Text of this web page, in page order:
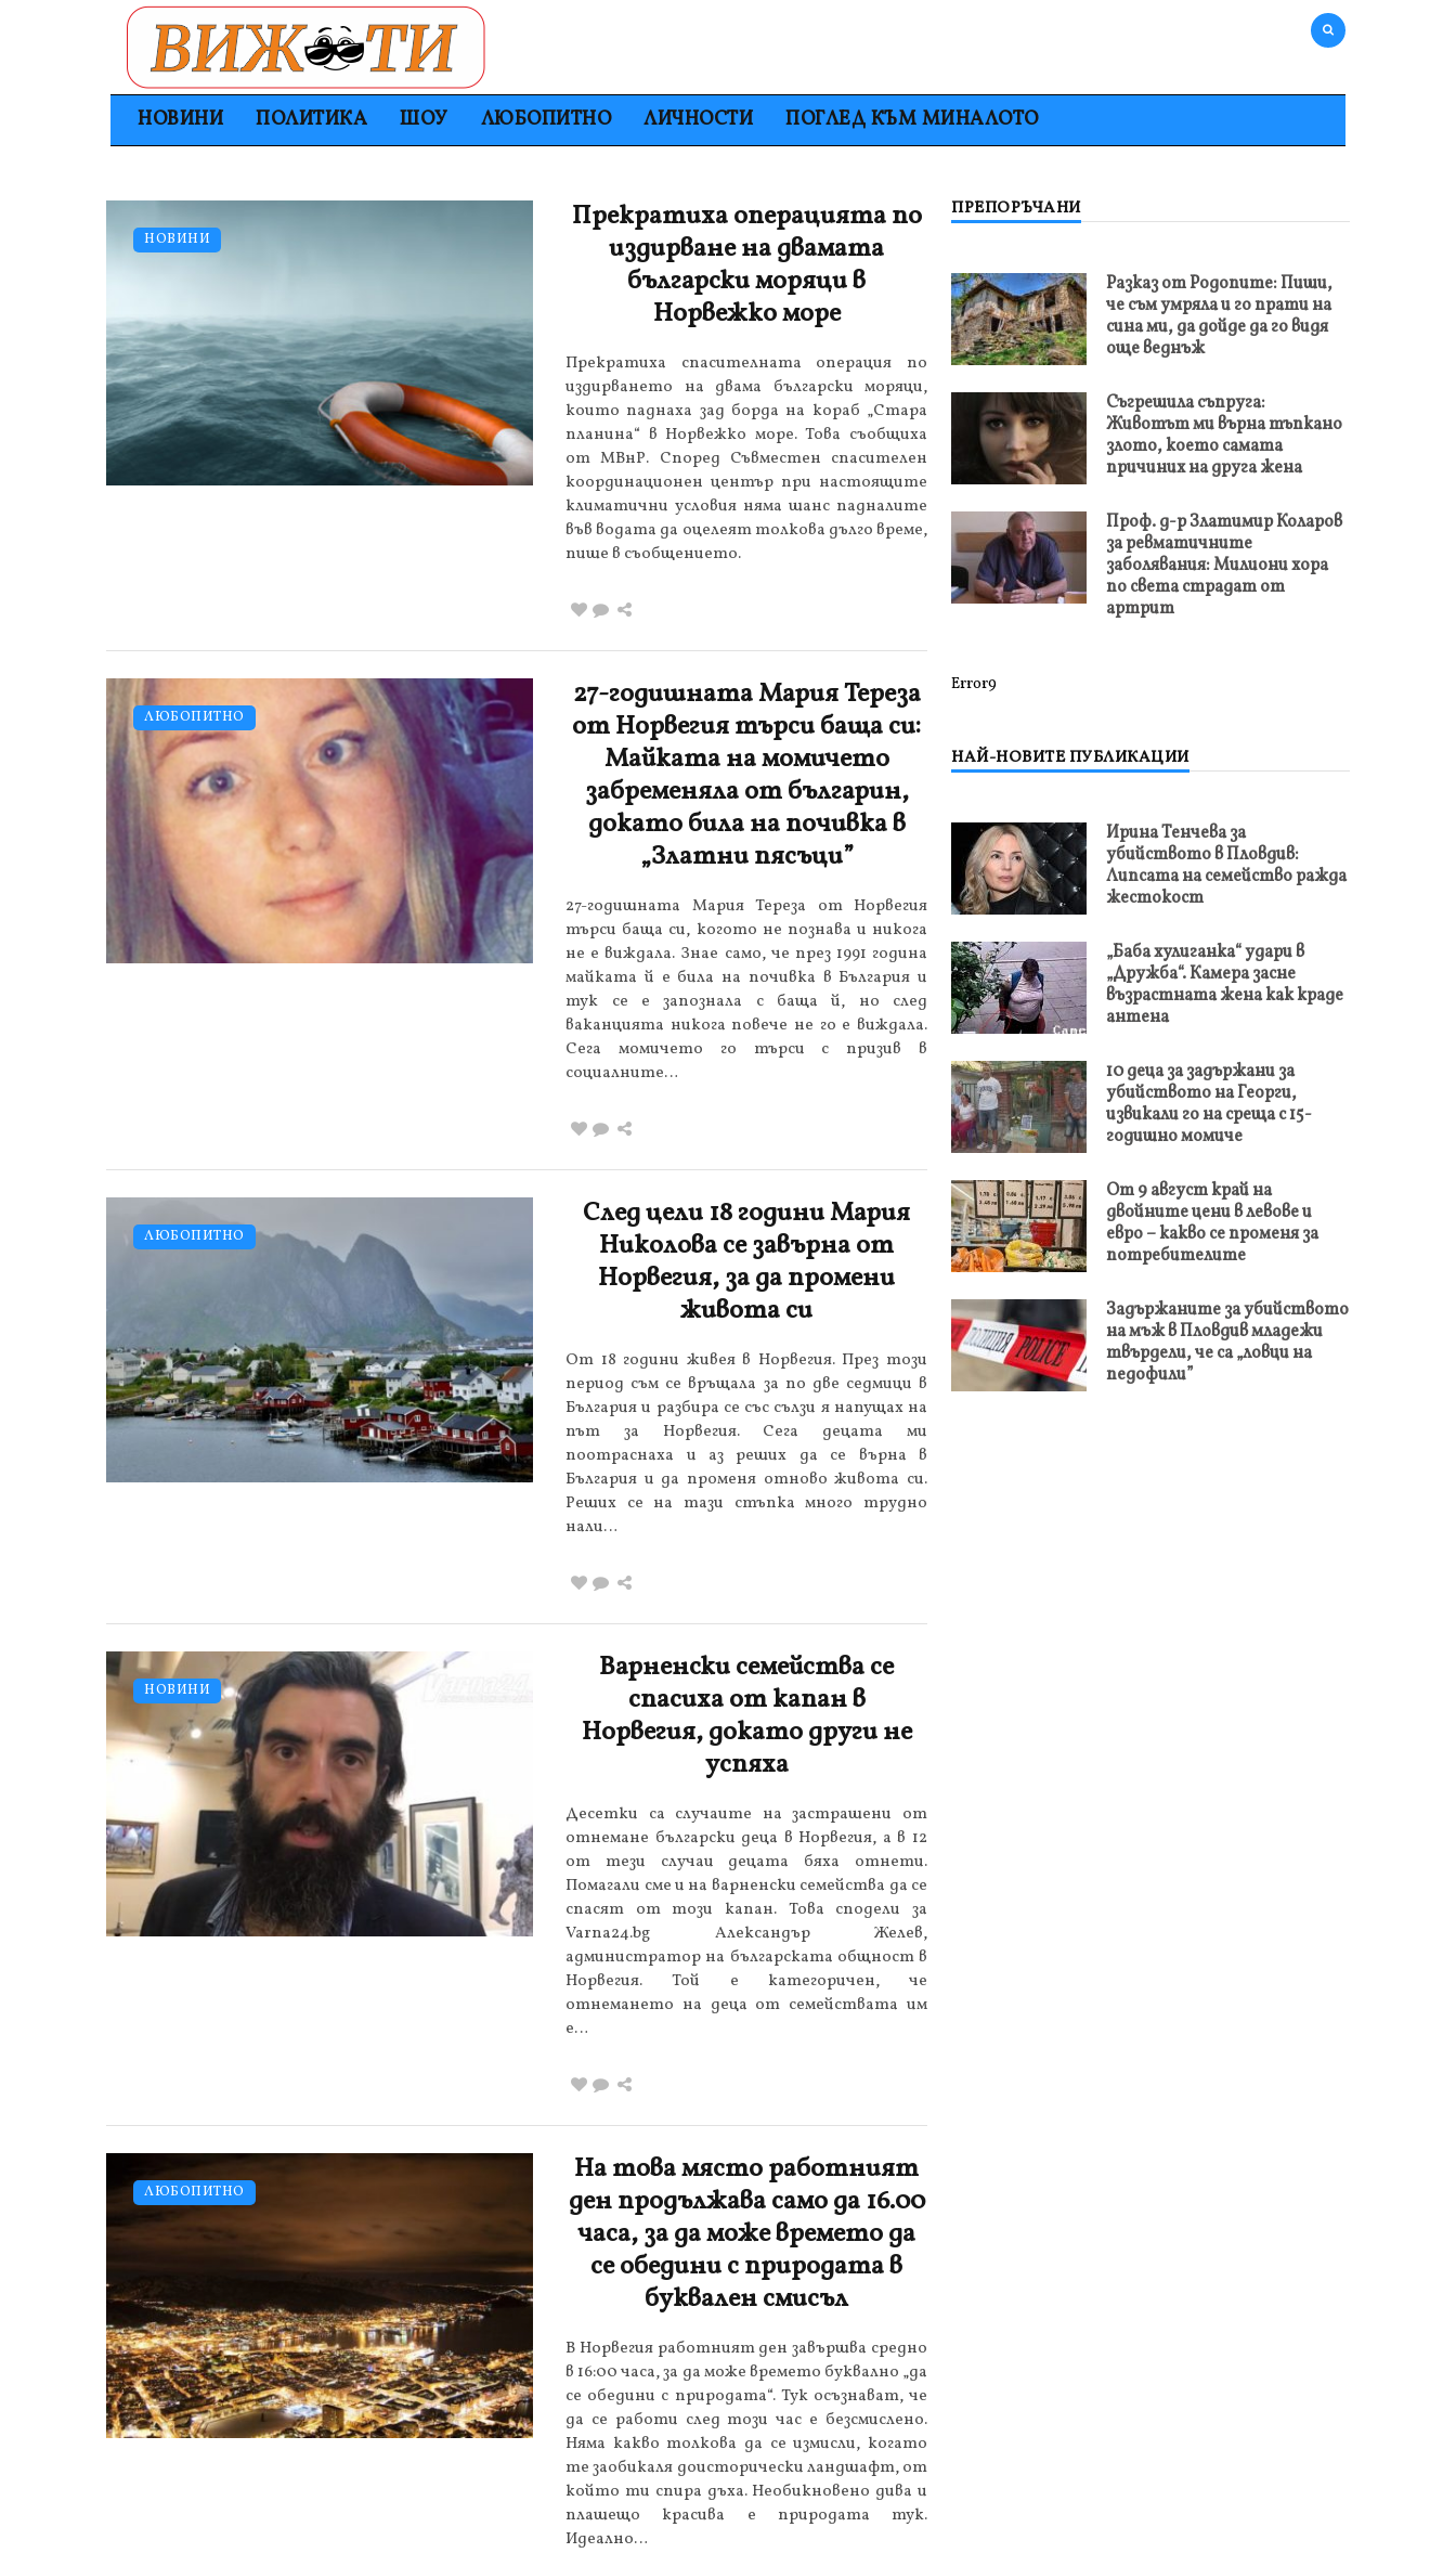
НОВИНИ ПОЛИТИКА ШОУ ЛЮБОПИТНО ЛИЧНОСТИ ПОГЛЕД КЪМ МИНАЛОТО
НОВИНИ
Прекратиха операцията по
издирване на двамата
български моряци в
Норвежко море
Прекратиха спасителната операция по
издирването на двама български моряци,
които паднаха зад борда на кораб „Стара
планина“ в Норвежко море. Това съобщиха
от МВнР. Според Съвместен спасителен
координационен център при настоящите
климатични условия няма шанс падналите
във водата да оцелеят толкова дълго време,
пише в съобщението.
ЛЮБОПИТНО
27-годишната Мария Тереза
от Норвегия търси баща си:
Майката на момичето
забременяла от българин,
докато била на почивка в
„Златни пясъци”
27-годишната Мария Тереза от Норвегия
търси баща си, когото не познава и никога
не е виждала. Знае само, че през 1991 година
майката й е била на почивка в България и
тук се е запознала с баща й, но след
ваканцията никога повече не го е виждала.
Сега момичето го търси с призив в
социалните…
ЛЮБОПИТНО
След цели 18 години Мария
Николова се завърна от
Норвегия, за да промени
живота си
От 18 години живея в Норвегия. През този
период съм се връщала за по две седмици в
България и разбира се със сълзи я напущах на
път за Норвегия. Сега децата ми
поотраснаха и аз реших да се върна в
България и да променя отново живота си.
Реших се на тази стъпка много трудно
нали…
НОВИНИ
Варненски семейства се
спасиха от капан в
Норвегия, докато други не
успяха
Десетки са случаите на застрашени от
отнемане български деца в Норвегия, а в 12
от тези случаи децата бяха отнети.
Помагали сме и на варненски семейства да се
спасят от този капан. Това сподели за
Varna24.bg Александър Желев,
администратор на българската общност в
Норвегия. Той е категоричен, че
отнемането на деца от семействата им
е…
ЛЮБОПИТНО
На това място работният
ден продължава само да 16.00
часа, за да може времето да
се обедини с природата в
буквален смисъл
В Норвегия работният ден завършва средно
в 16:00 часа, за да може времето буквално „да
се обедини с природата“. Тук осъзнават, че
да се работи след този час е безсмислено.
Няма какво толкова да се измисли, когато
те заобикаля доисторически ландшафт, от
който ти спира дъха. Необикновено дива и
плашещо красива е природата тук.
Идеално…
ПРЕПОРЪЧАНИ
Разказ от Родопите: Пиши,
че съм умряла и го прати на
сина ми, да дойде да го видя
още веднъж
Съгрешила съпруга:
Животът ми върна тъпкано
злото, което самата
причиних на друга жена
Проф. д-р Златимир Коларов
за ревматичните
заболявания: Милиони хора
по света страдат от
артрит
Error9
НАЙ-НОВИТЕ ПУБЛИКАЦИИ
Ирина Тенчева за
убийството в Пловдив:
Липсата на семейство ражда
жестокост
„Баба хулиганка“ удари в
„Дружба“. Камера засне
възрастната жена как краде
антена
10 деца за задържани за
убийството на Георги,
извикали го на среща с 15-
годишно момиче
От 9 август край на
двойните цени в левове и
евро – какво се променя за
потребителите
Задържаните за убийството
на мъж в Пловдив младежи
твърдели, че са „ловци на
педофили”